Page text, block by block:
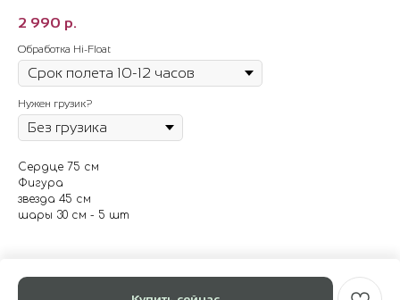
2 990 р.
Обработка Hi-Float
Нужен грузик?
Сердце 75 см
Фигура
звезда 45 см
шары 30 см - 5 шт